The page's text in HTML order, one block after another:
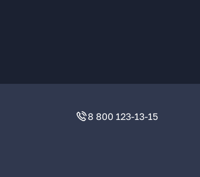
8 800 123-13-15